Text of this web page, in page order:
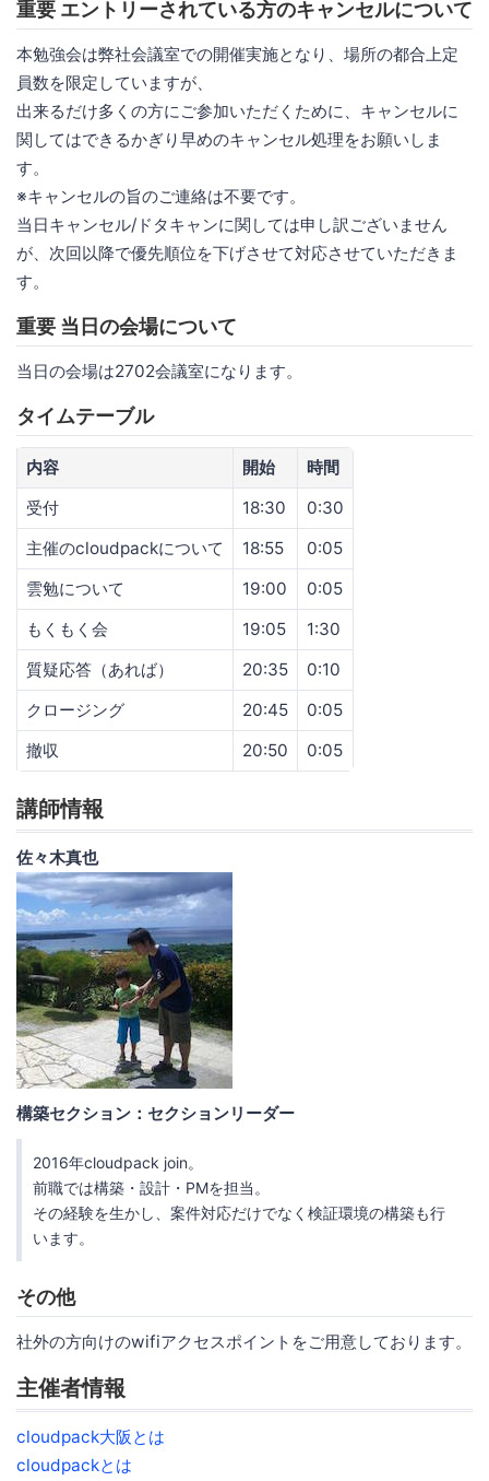
重要 エントリーされている方のキャンセルについて
本勉強会は弊社会議室での開催実施となり、場所の都合上定
員数を限定していますが、
出来るだけ多くの方にご参加いただくために、キャンセルに
関してはできるかぎり早めのキャンセル処理をお願いしま
す。
※キャンセルの旨のご連絡は不要です。
当日キャンセル/ドタキャンに関しては申し訳ございません
が、次回以降で優先順位を下げさせて対応させていただきま
す。
重要 当日の会場について
当日の会場は2702会議室になります。
タイムテーブル
内容 開始
時間
受付
18:30
0:30
主催のcloudpackについて
18:55
0:05
雲勉について
19:00
0:05
もくもく会
19:05
1:30
質疑応答（あれば）
20:35
0:10
クロージング
20:45
0:05
撤収
20:50 0:05
講師情報
佐々木真也
構築セクション：セクションリーダー
2016年cloudpack join。
前職では構築・設計・PMを担当。
その経験を生かし、案件対応だけでなく検証環境の構築も行
います。
その他
社外の方向けのwifiアクセスポイントをご用意しております。
主催者情報
cloudpack大阪とは
cloudpackとは